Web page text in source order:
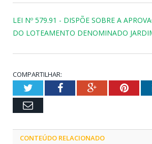
LEI Nº 579.91 - DISPÕE SOBRE A
DO LOTEAMENTO DENOMINADO
COMPARTILHAR:
TwitterFacebookGoogle+
Email
CONTEÚDO RELACIONADO